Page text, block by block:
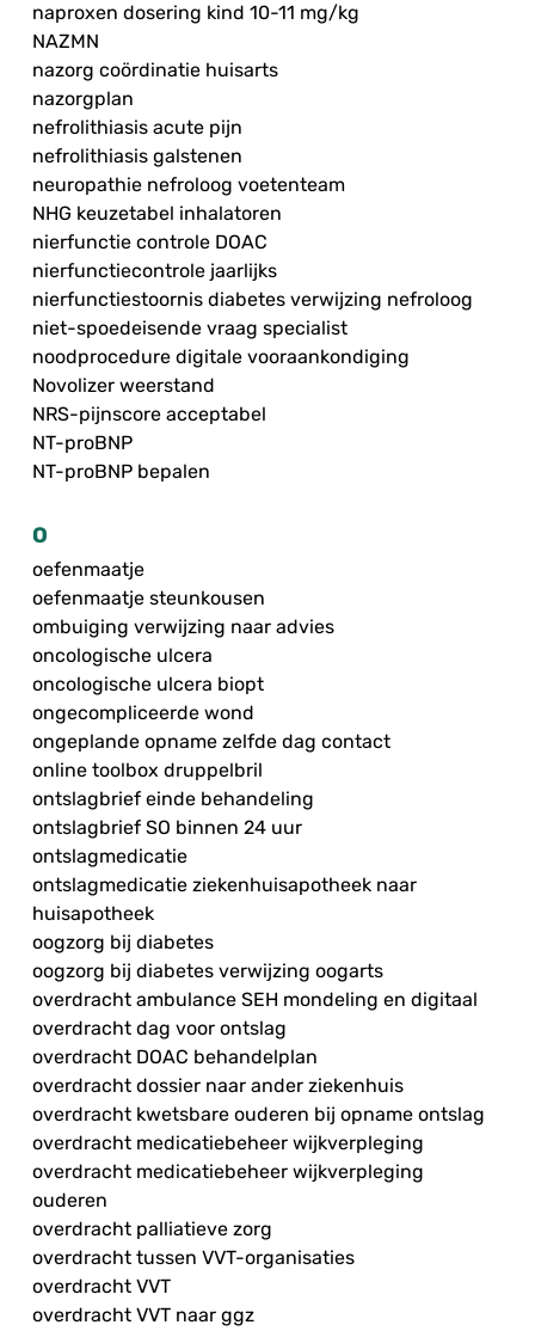
naproxen dosering kind 10-11 mg/kg
NAZMN
nazorg coördinatie huisarts
nazorgplan
nefrolithiasis acute pijn
nefrolithiasis galstenen
neuropathie nefroloog voetenteam
NHG keuzetabel inhalatoren
nierfunctie controle DOAC
nierfunctiecontrole jaarlijks
nierfunctiestoornis diabetes verwijzing nefroloog
niet-spoedeisende vraag specialist
noodprocedure digitale vooraankondiging
Novolizer weerstand
NRS-pijnscore acceptabel
NT-proBNP
NT-proBNP bepalen
O
oefenmaatje
oefenmaatje steunkousen
ombuiging verwijzing naar advies
oncologische ulcera
oncologische ulcera biopt
ongecompliceerde wond
ongeplande opname zelfde dag contact
online toolbox druppelbril
ontslagbrief einde behandeling
ontslagbrief SO binnen 24 uur
ontslagmedicatie
ontslagmedicatie ziekenhuisapotheek naar
huisapotheek
oogzorg bij diabetes
oogzorg bij diabetes verwijzing oogarts
overdracht ambulance SEH mondeling en digitaal
overdracht dag voor ontslag
overdracht DOAC behandelplan
overdracht dossier naar ander ziekenhuis
overdracht kwetsbare ouderen bij opname ontslag
overdracht medicatiebeheer wijkverpleging
overdracht medicatiebeheer wijkverpleging
ouderen
overdracht palliatieve zorg
overdracht tussen VVT-organisaties
overdracht VVT
overdracht VVT naar ggz